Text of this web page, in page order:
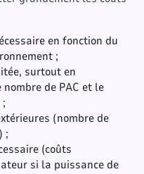
en fonction du
;
surtout en
de PAC et le
(nombre de
;
(coûts
si la puissance de